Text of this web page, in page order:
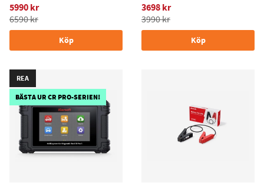
5990 kr
6590 kr
Köp
3698 kr
3990 kr
Köp
REA
BÄSTA UR CR PRO-SERIEN!